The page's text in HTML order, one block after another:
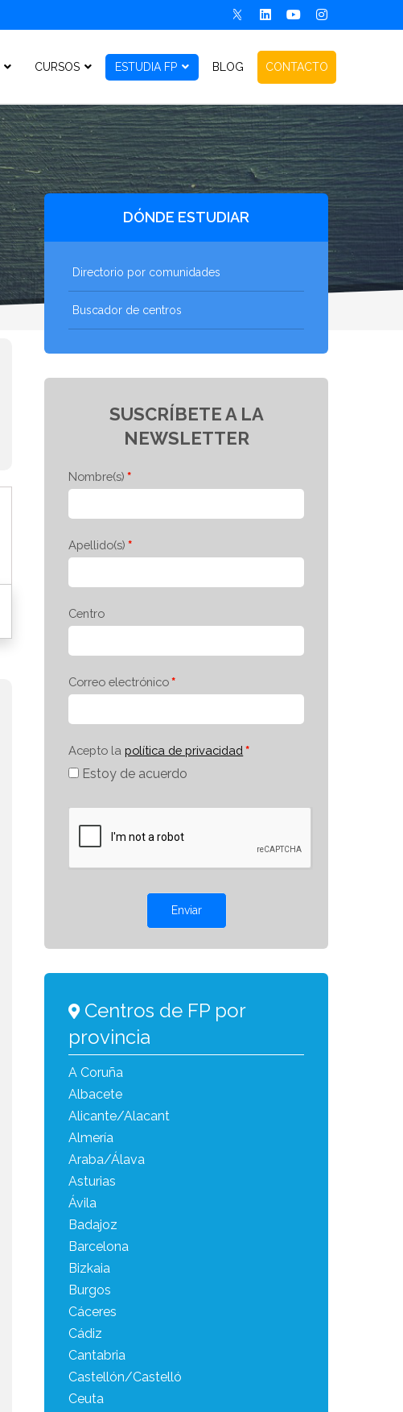
CURSOS ESTUDIA FP BLOG CONTACTO
DÓNDE ESTUDIAR
Directorio por comunidades
Buscador de centros
SUSCRÍBETE A LA
NEWSLETTER
Nombre(s)
Apellido(s)
Centro
Correo electrónico
Acepto la política de privacidad
Estoy de acuerdo
Enviar
Centros de FP por
provincia
A Coruña
Albacete
Alicante/Alacant
Almería
Araba/Álava
Asturias
Ávila
Badajoz
Barcelona
Bizkaia
Burgos
Cáceres
Cádiz
Cantabria
Castellón/Castelló
Ceuta